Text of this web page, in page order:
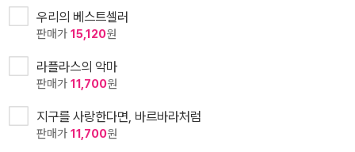
우리의 베스트셀러
판매가 15,120원
라플라스의 악마
판매가 11,700원
지구를 사랑한다면, 바르바라처럼
판매가 11,700원